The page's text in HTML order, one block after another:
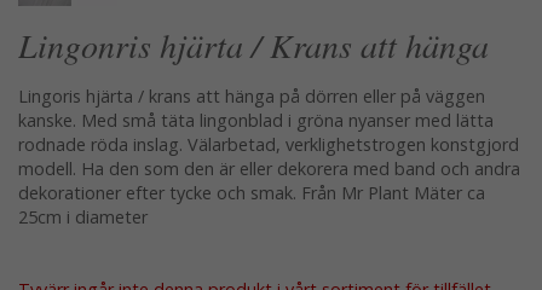
Lingonris hjärta / Krans att hänga
Lingoris hjärta / krans att hänga på dörren eller på väggen
kanske. Med små täta lingonblad i gröna nyanser med lätta
rodnade röda inslag. Välarbetad, verklighetstrogen konstgjord
modell. Ha den som den är eller dekorera med band och andra
dekorationer efter tycke och smak. Från Mr Plant Mäter ca
25cm i diameter